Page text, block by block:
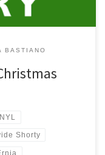
BASTIANO
Shorty